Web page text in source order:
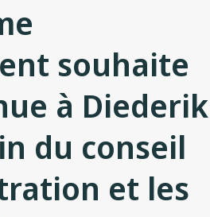
souhaite
à Diederik
du conseil
et les